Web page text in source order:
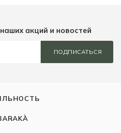
акций и новостей
ПОДПИСАТЬСЯ